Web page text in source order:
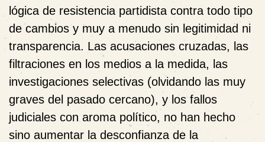
lógica de resistencia partidista contra todo tipo
de cambios y muy a menudo sin legitimidad ni
transparencia. Las acusaciones cruzadas, las
filtraciones en los medios a la medida, las
investigaciones selectivas (olvidando las muy
graves del pasado cercano), y los fallos
judiciales con aroma político, no han hecho
sino aumentar la desconfianza de la